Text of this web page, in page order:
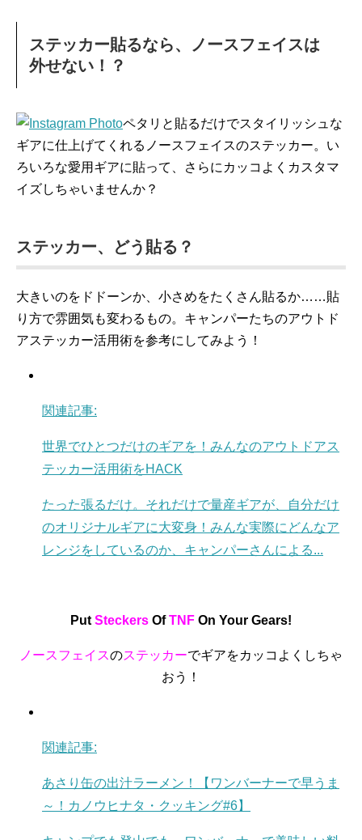
ステッカー貼るなら、ノースフェイスは
外せない！？
ペタリと貼るだけでスタイリッシュな
ギアに仕上げてくれるノースフェイスのステッカー。い
ろいろな愛用ギアに貼って、さらにカッコよくカスタマ
イズしちゃいませんか？
ステッカー、どう貼る？
大きいのをドドーンか、小さめをたくさん貼るか……貼
り方で雰囲気も変わるもの。キャンパーたちのアウトド
アステッカー活用術を参考にしてみよう！
関連記事:
世界でひとつだけのギアを！みんなのアウトドアス
テッカー活用術をHACK
たった張るだけ。それだけで量産ギアが、自分だけ
のオリジナルギアに大変身！みんな実際にどんなア
レンジをしているのか、キャンパーさんによる...
Put Steckers OfTNF On Your Gears!
ノースフェイスのステッカーでギアをカッコよくしちゃ
おう！
関連記事:
あさり缶の出汁ラーメン！【ワンバーナーで早うま
～！カノウヒナタ・クッキング#6】